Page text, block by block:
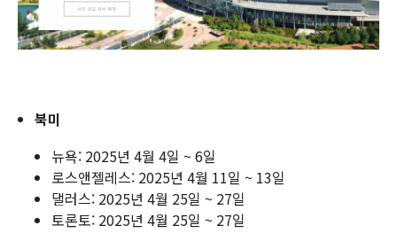
북미
뉴욕: 2025년 4월 4일 ~ 6일
로스앤젤레스: 2025년 4월 11일 ~ 13일
댈러스: 2025년 4월 25일 ~ 27일
토론토: 2025년 4월 25일 ~ 27일